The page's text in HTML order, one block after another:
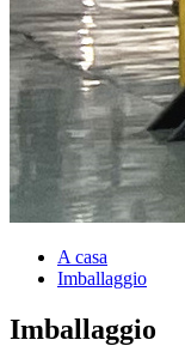
A casa
Imballaggio
Imballaggio